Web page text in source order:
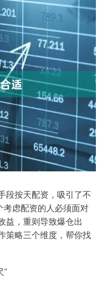
段按天配资，吸引了不
考虑配资的人必须面对
益，重则导致爆仓出
策略三个维度，帮你找
”